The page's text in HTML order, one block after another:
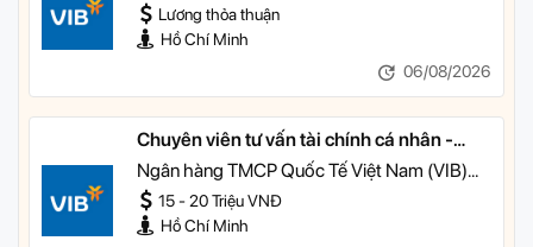
TP HCM
Lương thỏa thuận
Hồ Chí Minh
06/08/2026
Chuyên viên tư vấn tài chính cá nhân -
Quản lý Khách hàng Cá nhân
Ngân hàng TMCP Quốc Tế Việt Nam (VIB)
TP HCM
15 - 20 Triệu VNĐ
Hồ Chí Minh